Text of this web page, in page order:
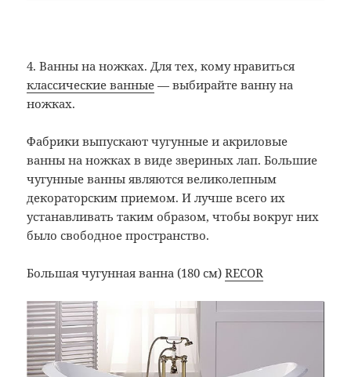
4. Ванны на ножках. Для тех, кому нравиться
классические ванные — выбирайте ванну на
ножках.
Фабрики выпускают чугунные и акриловые
ванны на ножках в виде звериных лап. Большие
чугунные ванны являются великолепным
декораторским приемом. И лучше всего их
устанавливать таким образом, чтобы вокруг них
было свободное пространство.
Большая чугунная ванна (180 см)RECOR